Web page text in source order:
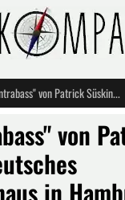
"Der Kontrabass" von Patrick Süskind, Deutsches Schauspielhaus in Hamburg. -----
von
in